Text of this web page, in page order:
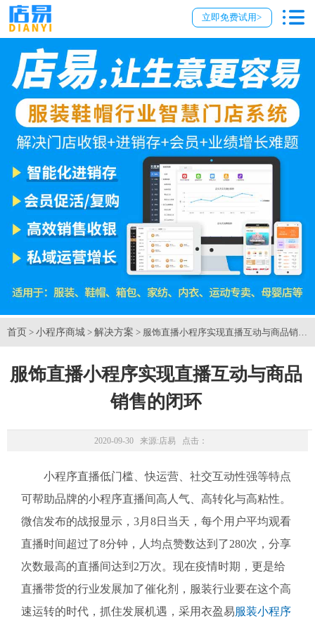
立即免费试用>
首页 > 小程序商城 > 解决方案 > 服饰直播小程序实现直播互动与商品销售
服饰直播小程序实现直播互动与商品
销售的闭环
2020-09-30 来源:店易 点击：
小程序直播低门槛、快运营、社交互动性强等特点
可帮助品牌的小程序直播间高人气、高转化与高粘性。
微信发布的战报显示，3月8日当天，每个用户平均观看
直播时间超过了8分钟，人均点赞数达到了280次，分享
次数最高的直播间达到2万次。现在疫情时期，更是给
直播带货的行业发展加了催化剂，服装行业要在这个高
速运转的时代，抓住发展机遇，采用衣盈易服装小程序